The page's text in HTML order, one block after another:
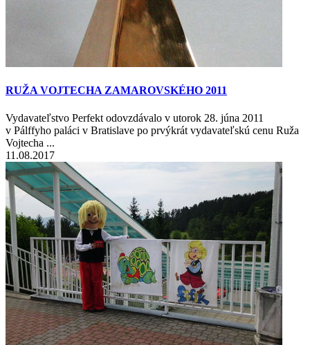
RUŽA VOJTECHA ZAMAROVSKÉHO 2011
Vydavateľstvo Perfekt odovzdávalo v utorok 28. júna 2011
v Pálffyho paláci v Bratislave po prvýkrát vydavateľskú cenu Ruža
Vojtecha ...
11.08.2017